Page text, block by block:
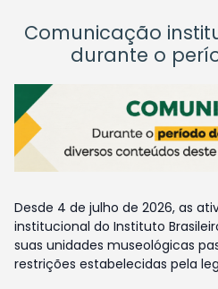
Comunicação
durante o
Desde 4 de julho de 2026, as
institucional do Instituto
suas unidades museológicas
restrições estabelecidas pela